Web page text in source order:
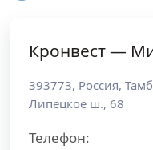
Кронвест —
393773, Россия,
Липецкое ш., 68
Телефон: